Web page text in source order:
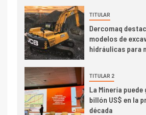
7 I+D
Codelco reporta
6.670 millones y
indicadores
TITULAR
Dercomaq
modelos de
hidráulicas para
TITULAR 2
La Minería puede
billón US$ en la
década